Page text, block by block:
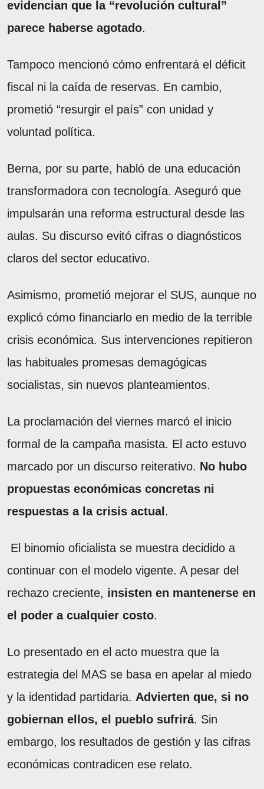
evidencian que la “revolución cultural”
parece haberse agotado.
Tampoco mencionó cómo enfrentará el déficit
fiscal ni la caída de reservas. En cambio,
prometió “resurgir el país” con unidad y
voluntad política.
Berna, por su parte, habló de una educación
transformadora con tecnología. Aseguró que
impulsarán una reforma estructural desde las
aulas. Su discurso evitó cifras o diagnósticos
claros del sector educativo.
Asimismo, prometió mejorar el SUS, aunque no
explicó cómo financiarlo en medio de la terrible
crisis económica. Sus intervenciones repitieron
las habituales promesas demagógicas
socialistas, sin nuevos planteamientos.
La proclamación del viernes marcó el inicio
formal de la campaña masista. El acto estuvo
marcado por un discurso reiterativo. No hubo
propuestas económicas concretas ni
respuestas a la crisis actual .
El binomio oficialista se muestra decidido a
continuar con el modelo vigente. A pesar del
rechazo creciente, insisten en mantenerse en
el poder a cualquier costo.
Lo presentado en el acto muestra que la
estrategia del MAS se basa en apelar al miedo
y la identidad partidaria. Advierten que, si no
gobiernan ellos, el pueblo sufrirá. Sin
embargo, los resultados de gestión y las cifras
económicas contradicen ese relato.